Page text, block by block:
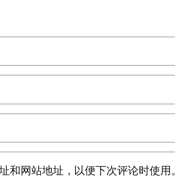
网站地址，以便下次评论时使用。